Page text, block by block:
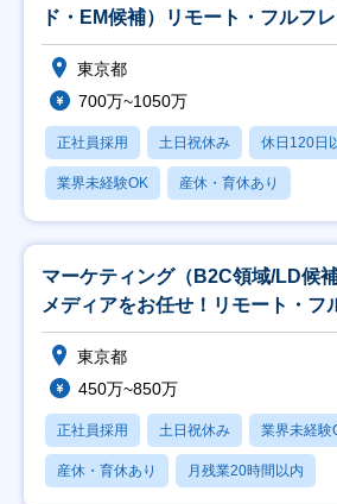
ド・EM候補）リモート・フルフ
東京都
700万~1050万
正社員採用 土日祝休み 休日120日
業界未経験OK 産休・育休あり
マーケティング（B2C領域/LD候
メディアをお任せ！リモート・フ
東京都
450万~850万
正社員採用 土日祝休み 業界未経験
産休・育休あり 月残業20時間以内